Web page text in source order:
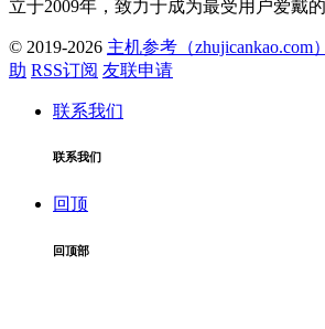
立于2009年，致力于成为最受用户爱戴
© 2019-2026 主机参考（zhujicankao.com）
助 RSS订阅 友联申请
联系我们
联系我们
回顶
回顶部